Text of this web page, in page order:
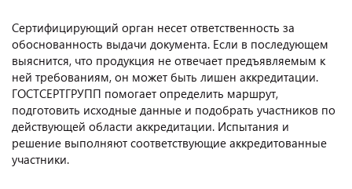
Сертифицирующий орган несет ответственность за
обоснованность выдачи документа. Если в последующем
выяснится, что продукция не отвечает предъявляемым к
ней требованиям, он может быть лишен аккредитации.
ГОСТСЕРТГРУПП помогает определить маршрут,
подготовить исходные данные и подобрать участников по
действующей области аккредитации. Испытания и
решение выполняют соответствующие аккредитованные
участники.